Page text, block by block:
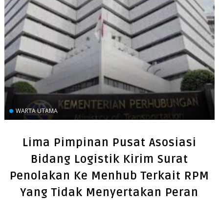
WARTA UTAMA
Lima Pimpinan Pusat Asosiasi
Bidang Logistik Kirim Surat
Penolakan Ke Menhub Terkait RPM
Yang Tidak Menyertakan Peran